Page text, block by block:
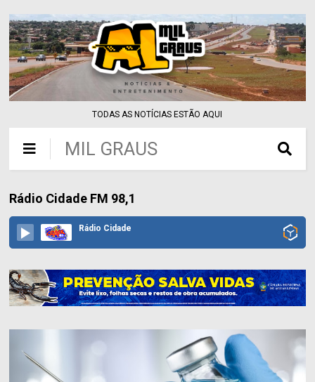
TODAS AS NOTÍCIAS ESTÃO AQUI
MIL GRAUS
Rádio Cidade FM 98,1
Rádio Cidade